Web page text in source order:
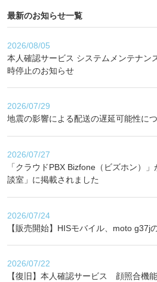
最新のお知らせ一覧
2026/08/05
本人確認サービス システムメンテナン
時停止のお知らせ
2026/07/29
地震の影響による配送の遅延可能性に
2026/07/27
「クラウドPBX Bizfone（ビズホン）
談室」に掲載されました
2026/07/24
【販売開始】HISモバイル、moto g37j
2026/07/22
【復旧】本人確認サービス 顔照合機